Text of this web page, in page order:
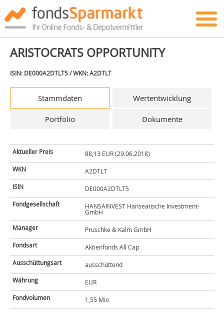
ARISTOCRATS OPPORTUNITY
ISIN: DE000A2DTLT5 / WKN: A2DTLT
Stammdaten Wertentwicklung
Portfolio Dokumente
Aktueller Preis
88,13 EUR (29.06.2018)
WKN
A2DTLT
ISIN
DE000A2DTLT5
Fondgesellschaft
HANSAINVEST Hanseatische Investment-
GmbH
Manager
Pruschke & Kalm GmbH
Fondsart
Aktienfonds All Cap
Ausschüttungsart
ausschüttend
Währung
EUR
Fondvolumen
1,55 Mio